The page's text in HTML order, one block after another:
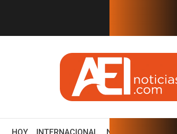
EN TIEMPO REAL
(CURRENT)